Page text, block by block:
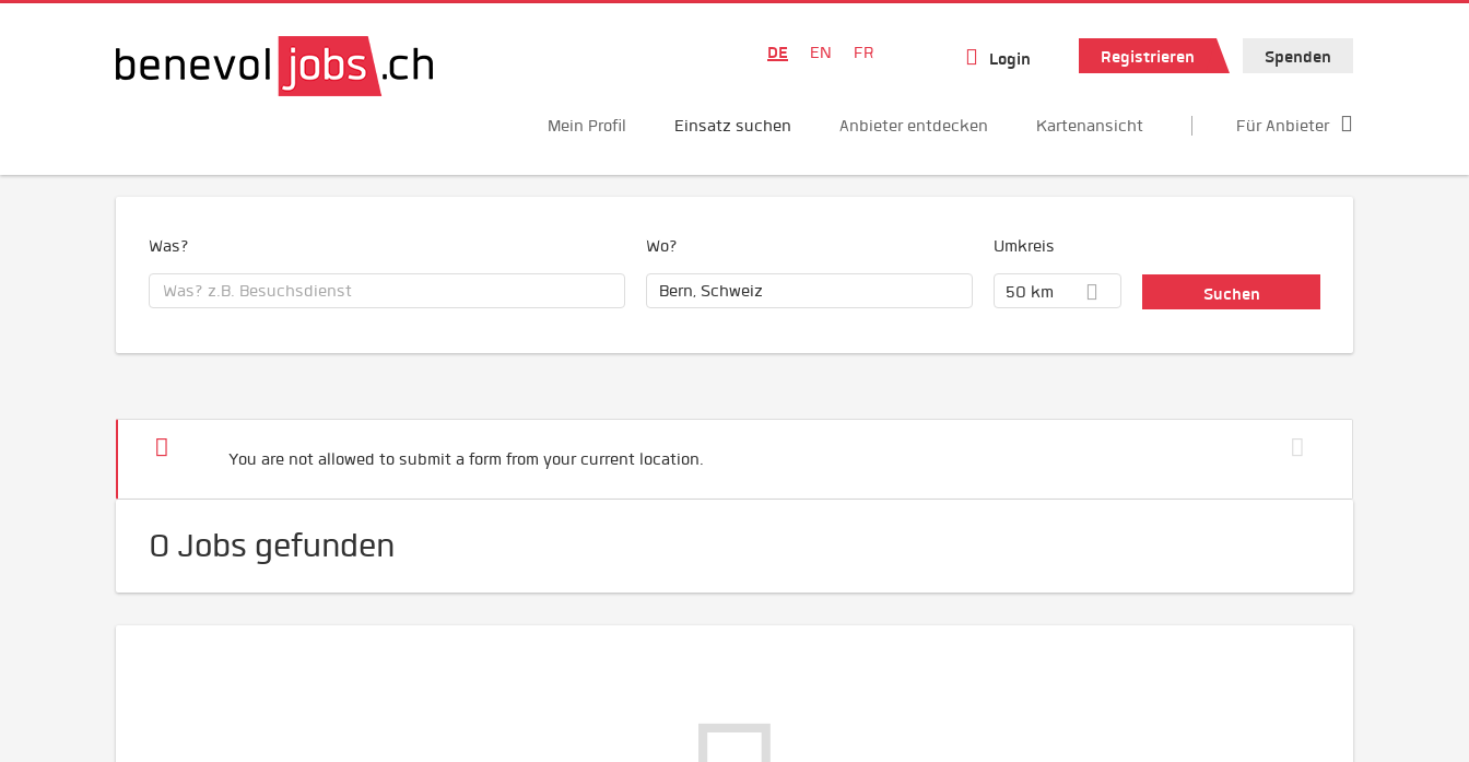
DE EN FR Login Registrieren Spenden
Mein Profil Einsatz suchen Anbieter entdecken Kartenansicht Für Anbieter
Was? Wo? Umkreis
50 km
You are not allowed to submit a form from your current location.
0 Jobs gefunden